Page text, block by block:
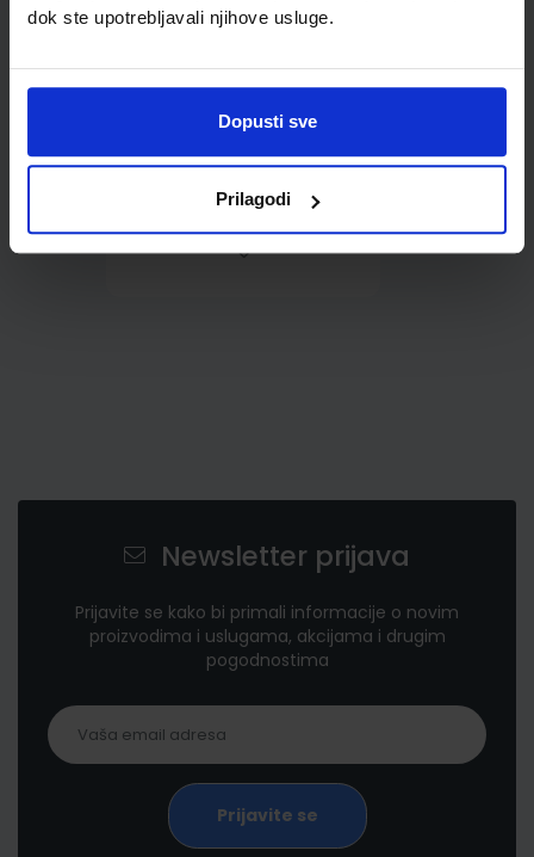
dok ste upotrebljavali njihove usluge.
Dopusti sve
Prilagodi
0,85 €
Newsletter prijava
Prijavite se kako bi primali informacije o novim
proizvodima i uslugama, akcijama i drugim
pogodnostima